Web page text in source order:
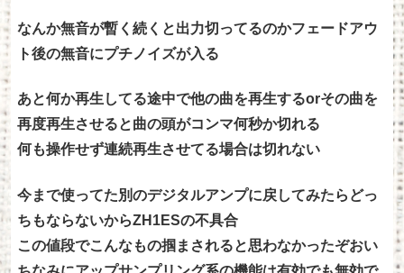
なんか無音が暫く続くと出力切ってるのかフェードアウ
ト後の無音にプチノイズが入る
あと何か再生してる途中で他の曲を再生するorその曲を
再度再生させると曲の頭がコンマ何秒か切れる
何も操作せず連続再生させてる場合は切れない
今まで使ってた別のデジタルアンプに戻してみたらどっ
ちもならないからZH1ESの不具合
この値段でこんなもの掴まされると思わなかったぞおい